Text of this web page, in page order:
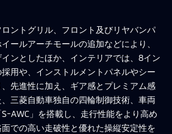
ントグリル、フロント及びリヤバンパ
ールアーチモールの追加などにより、
ンとしたほか、インテリアでは、8イン
用や、インストルメントパネルやシー
先進性に加え、ギア感とプレミアム感
三菱自動車独自の四輪制御技術、車両
AWC」を搭載し、走行性能をより高め
での高い走破性と優れた操縦安定性を